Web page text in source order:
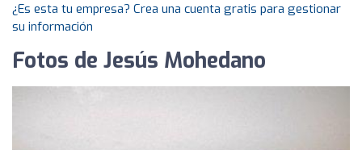
¿Es esta tu empresa? Crea una cuenta gratis para gestionar
su información
Fotos de Jesús Mohedano